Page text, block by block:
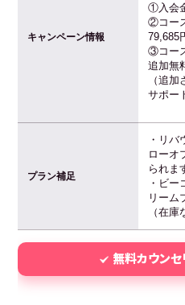
キャンペーン情報
①入会
②コー
79,685
③コー
追加無
（追
サポー
プラン補足
・リバ
ローオ
られま
・ビー
リーム
（在
無料カウン